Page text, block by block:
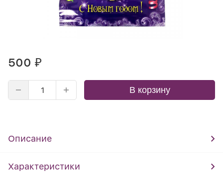
500 ₽
В корзину
Описание
Характеристики